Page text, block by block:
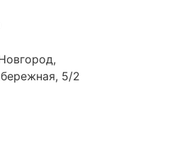
5/2